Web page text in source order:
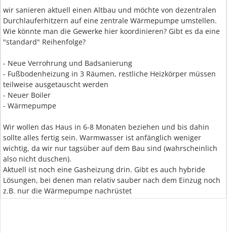
wir sanieren aktuell einen Altbau und möchte von dezentralen
Durchlauferhitzern auf eine zentrale Wärmepumpe umstellen.
Wie könnte man die Gewerke hier koordinieren? Gibt es da eine
"standard" Reihenfolge?
- Neue Verrohrung und Badsanierung
- Fußbodenheizung in 3 Räumen, restliche Heizkörper müssen
teilweise ausgetauscht werden
- Neuer Boiler
- Wärmepumpe
Wir wollen das Haus in 6-8 Monaten beziehen und bis dahin
sollte alles fertig sein. Warmwasser ist anfänglich weniger
wichtig, da wir nur tagsüber auf dem Bau sind (wahrscheinlich
also nicht duschen).
Aktuell ist noch eine Gasheizung drin. Gibt es auch hybride
Lösungen, bei denen man relativ sauber nach dem Einzug noch
z.B. nur die Wärmepumpe nachrüstet